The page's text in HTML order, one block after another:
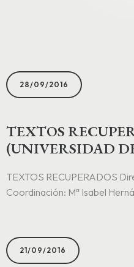
28/09/2016
TEXTOS
(UNIVERSIDAD
TEXTOS RECUPERADOS
Coordinación: Mª Isabel
una edición o ser sometidos..
21/09/2016